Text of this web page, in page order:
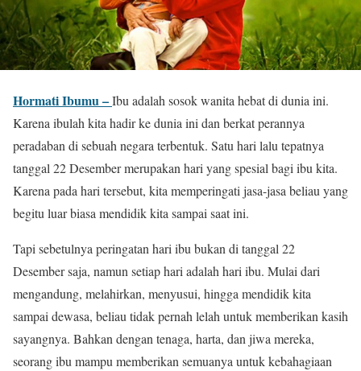
Hormati Ibumu –Ibu adalah sosok wanita hebat di dunia ini.
Karena ibulah kita hadir ke dunia ini dan berkat perannya
peradaban di sebuah negara terbentuk. Satu hari lalu tepatnya
tanggal 22 Desember merupakan hari yang spesial bagi ibu kita.
Karena pada hari tersebut, kita memperingati jasa-jasa beliau yang
begitu luar biasa mendidik kita sampai saat ini.
Tapi sebetulnya peringatan hari ibu bukan di tanggal 22
Desember saja, namun setiap hari adalah hari ibu. Mulai dari
mengandung, melahirkan, menyusui, hingga mendidik kita
sampai dewasa, beliau tidak pernah lelah untuk memberikan kasih
sayangnya. Bahkan dengan tenaga, harta, dan jiwa mereka,
seorang ibu mampu memberikan semuanya untuk kebahagiaan